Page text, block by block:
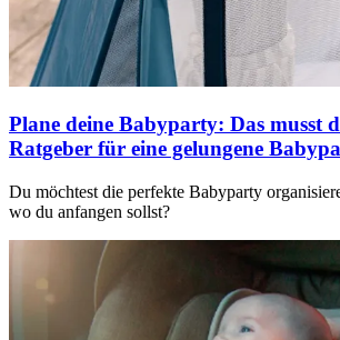
Plane deine Babyparty: Das musst
Ratgeber für eine gelungene
Du möchtest die perfekte Babyparty
wo du anfangen sollst?